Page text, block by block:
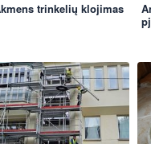
trinkelių klojimas